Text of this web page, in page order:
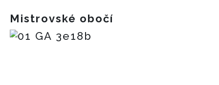
Mistrovské obočí